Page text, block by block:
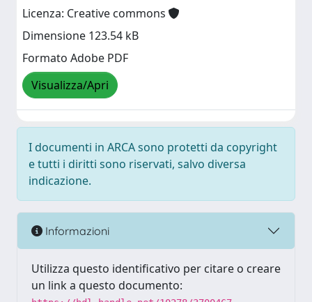
Licenza: Creative commons
Dimensione 123.54 kB
Formato Adobe PDF
Visualizza/Apri
I documenti in ARCA sono protetti da copyright
e tutti i diritti sono riservati, salvo diversa
indicazione.
Informazioni
Utilizza questo identificativo per citare o creare
un link a questo documento: